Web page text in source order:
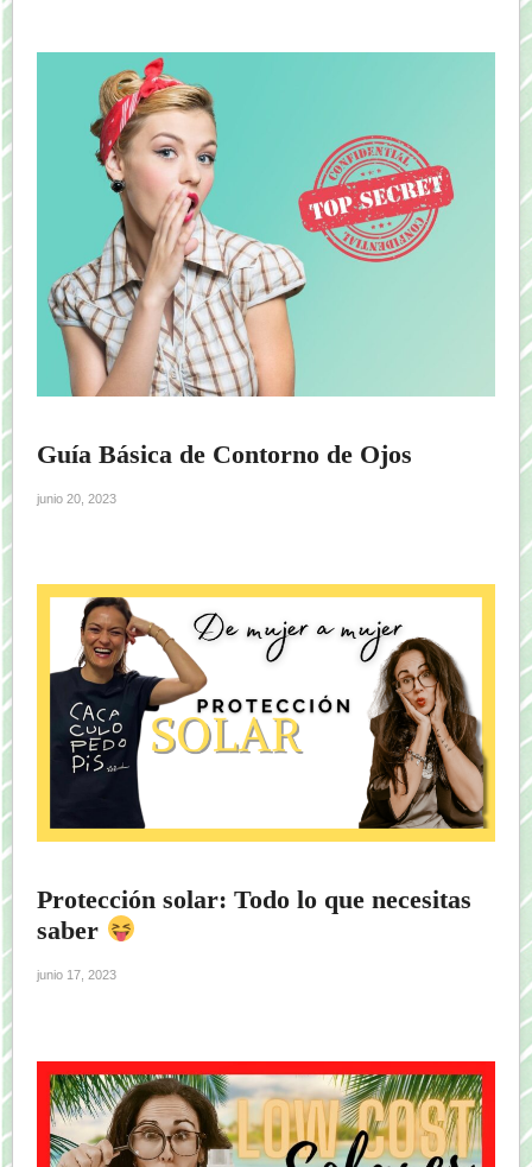
Guía Básica de Contorno de Ojos
junio 20, 2023
Protección solar: Todo lo que necesitas
saber
junio 17, 2023